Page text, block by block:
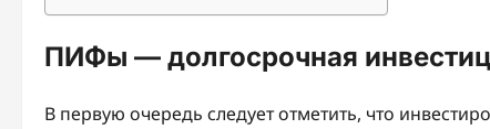
ПИФы — долгосрочная
В первую очередь следует отметить, что